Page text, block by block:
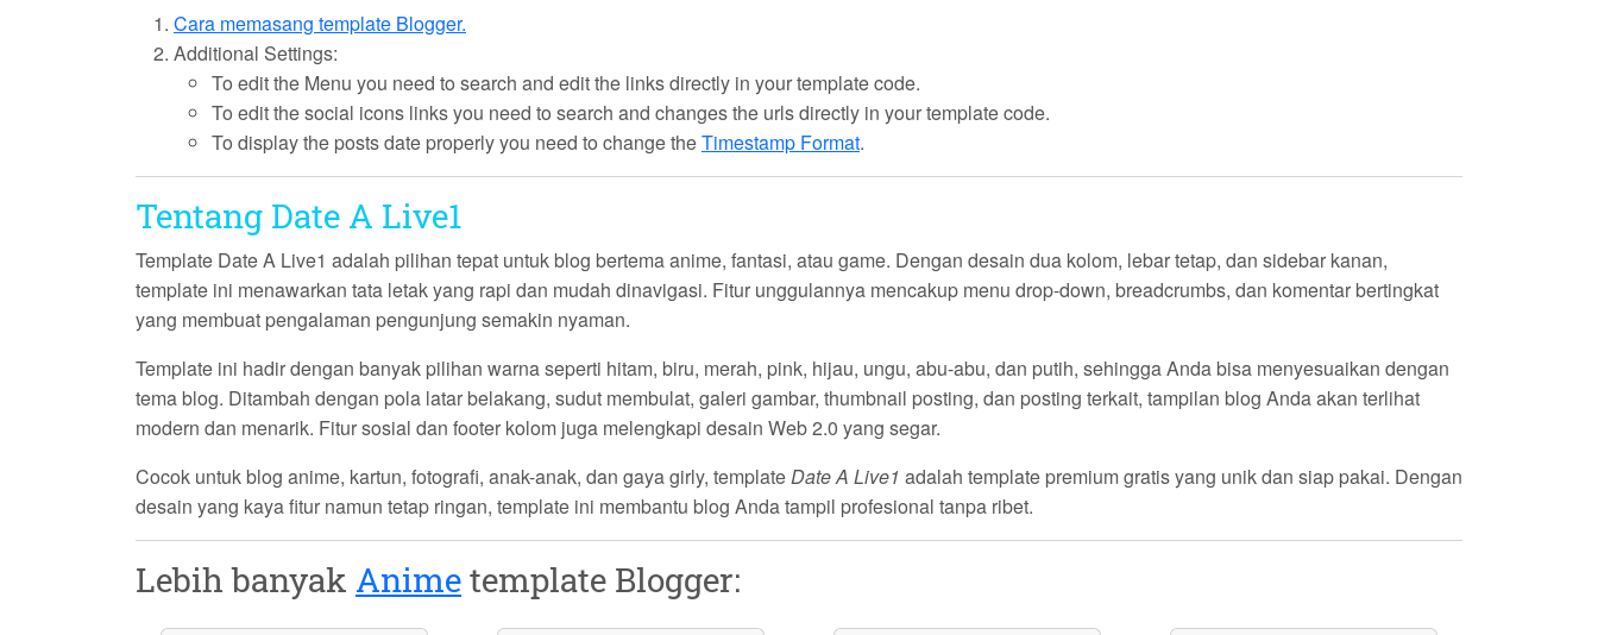
Cara memasang template Blogger.
Additional Settings:
To edit the Menu you need to search and edit the links directly in your template code.
To edit the social icons links you need to search and changes the urls directly in your template code.
To display the posts date properly you need to change theTimestamp Format.
Tentang Date A Live1
Template Date A Live1 adalah pilihan tepat untuk blog bertema anime, fantasi, atau game. Dengan desain dua kolom, lebar tetap, dan sidebar kanan,
template ini menawarkan tata letak yang rapi dan mudah dinavigasi. Fitur unggulannya mencakup menu drop-down, breadcrumbs, dan komentar bertingkat
yang membuat pengalaman pengunjung semakin nyaman.
Template ini hadir dengan banyak pilihan warna seperti hitam, biru, merah, pink, hijau, ungu, abu-abu, dan putih, sehingga Anda bisa menyesuaikan dengan
tema blog. Ditambah dengan pola latar belakang, sudut membulat, galeri gambar, thumbnail posting, dan posting terkait, tampilan blog Anda akan terlihat
modern dan menarik. Fitur sosial dan footer kolom juga melengkapi desain Web 2.0 yang segar.
Cocok untuk blog anime, kartun, fotografi, anak-anak, dan gaya girly, templateDate A Live1 adalah template premium gratis yang unik dan siap pakai. Dengan
desain yang kaya fitur namun tetap ringan, template ini membantu blog Anda tampil profesional tanpa ribet.
Lebih banyak Animetemplate Blogger: